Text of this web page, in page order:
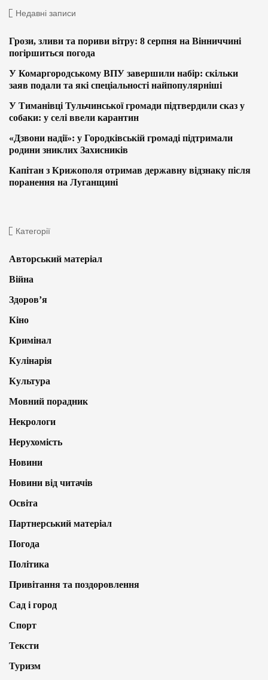
Недавні записи
Грози, зливи та пориви вітру: 8 серпня на Вінниччині
погіршиться погода
У Комаргородському ВПУ завершили набір: скільки
заяв подали та які спеціальності найпопулярніші
У Тиманівці Тульчинської громади підтвердили сказ у
собаки: у селі ввели карантин
«Дзвони надії»: у Городківській громаді підтримали
родини зниклих Захисників
Капітан з Крижополя отримав державну відзнаку після
поранення на Луганщині
Категорії
Авторський матеріал
Війна
Здоров’я
Кіно
Кримінал
Кулінарія
Культура
Мовний порадник
Некрологи
Нерухомість
Новини
Новини від читачів
Освіта
Партнерський матеріал
Погода
Політика
Привітання та поздоровлення
Сад і город
Спорт
Тексти
Туризм